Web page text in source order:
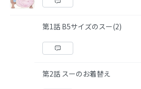
第1話 B5サイズのスー(2)
第2話 スーのお着替え